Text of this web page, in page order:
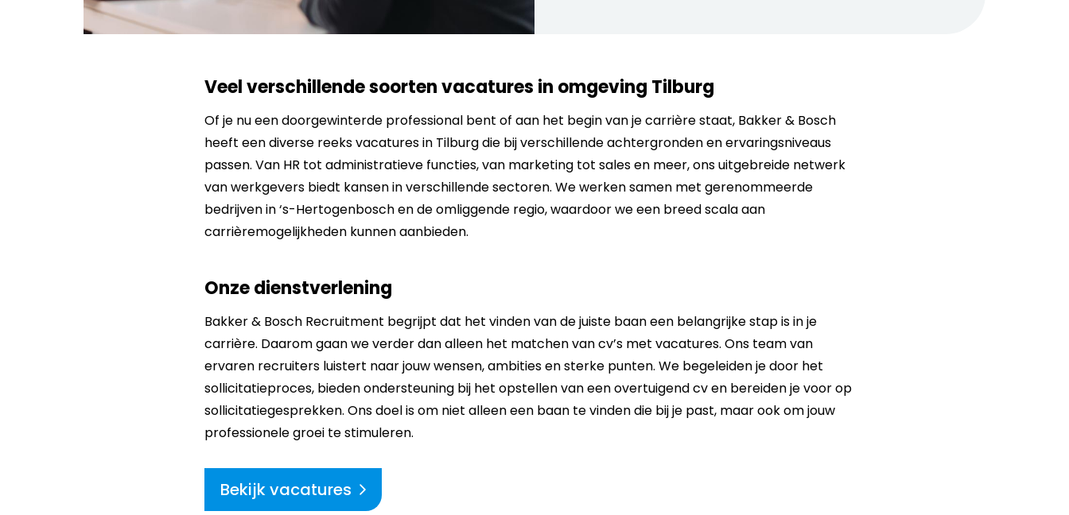
Veel verschillende soorten vacatures in omgeving Tilburg
Of je nu een doorgewinterde professional bent of aan het begin van je carrière staat, Bakker & Bosch
heeft een diverse reeks vacatures in Tilburg die bij verschillende achtergronden en ervaringsniveaus
passen. Van HR tot administratieve functies, van marketing tot sales en meer, ons uitgebreide netwerk
van werkgevers biedt kansen in verschillende sectoren. We werken samen met gerenommeerde
bedrijven in ‘s-Hertogenbosch en de omliggende regio, waardoor we een breed scala aan
carrièremogelijkheden kunnen aanbieden.
Onze dienstverlening
Bakker & Bosch Recruitment begrijpt dat het vinden van de juiste baan een belangrijke stap is in je
carrière. Daarom gaan we verder dan alleen het matchen van cv’s met vacatures. Ons team van
ervaren recruiters luistert naar jouw wensen, ambities en sterke punten. We begeleiden je door het
sollicitatieproces, bieden ondersteuning bij het opstellen van een overtuigend cv en bereiden je voor op
sollicitatiegesprekken. Ons doel is om niet alleen een baan te vinden die bij je past, maar ook om jouw
professionele groei te stimuleren.
Bekijk vacatures